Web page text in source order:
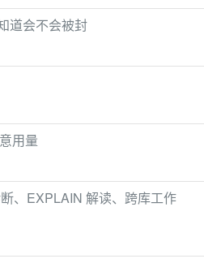
道会不会被封
用量
、EXPLAIN 解读、跨库工作